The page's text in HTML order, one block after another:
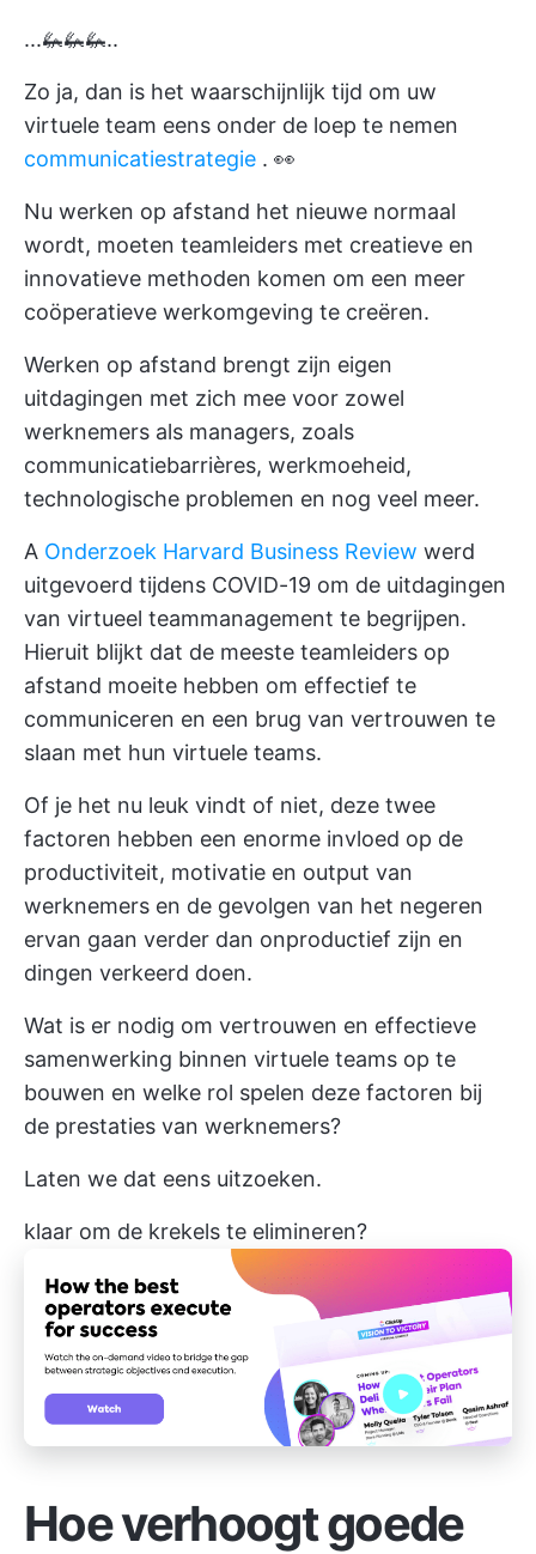
...🦗🦗🦗..
Zo ja, dan is het waarschijnlijk tijd om uw
virtuele team eens onder de loep te nemen
communicatiestrategie . 👀
Nu werken op afstand het nieuwe normaal
wordt, moeten teamleiders met creatieve en
innovatieve methoden komen om een meer
coöperatieve werkomgeving te creëren.
Werken op afstand brengt zijn eigen
uitdagingen met zich mee voor zowel
werknemers als managers, zoals
communicatiebarrières, werkmoeheid,
technologische problemen en nog veel meer.
A Onderzoek Harvard Business Review werd
uitgevoerd tijdens COVID-19 om de uitdagingen
van virtueel teammanagement te begrijpen.
Hieruit blijkt dat de meeste teamleiders op
afstand moeite hebben om effectief te
communiceren en een brug van vertrouwen te
slaan met hun virtuele teams.
Of je het nu leuk vindt of niet, deze twee
factoren hebben een enorme invloed op de
productiviteit, motivatie en output van
werknemers en de gevolgen van het negeren
ervan gaan verder dan onproductief zijn en
dingen verkeerd doen.
Wat is er nodig om vertrouwen en effectieve
samenwerking binnen virtuele teams op te
bouwen en welke rol spelen deze factoren bij
de prestaties van werknemers?
Laten we dat eens uitzoeken.
klaar om de krekels te elimineren?
Hoe verhoogt goede